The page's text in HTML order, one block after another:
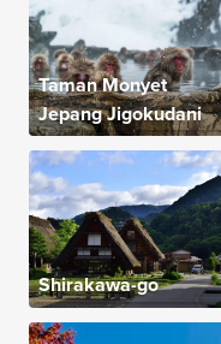
Taman Monyet
Jepang Jigokudani
Shirakawa-go